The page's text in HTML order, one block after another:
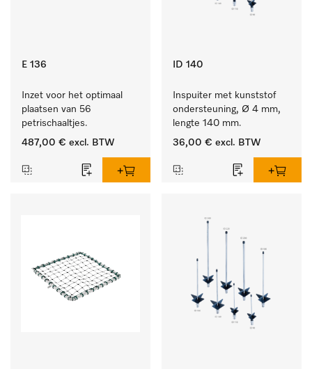
E 136
Inzet voor het optimaal
plaatsen van 56
petrischaaltjes.
487,00 € excl. BTW
ID 140
Inspuiter met kunststof
ondersteuning, Ø 4 mm,
lengte 140 mm.
36,00 € excl. BTW